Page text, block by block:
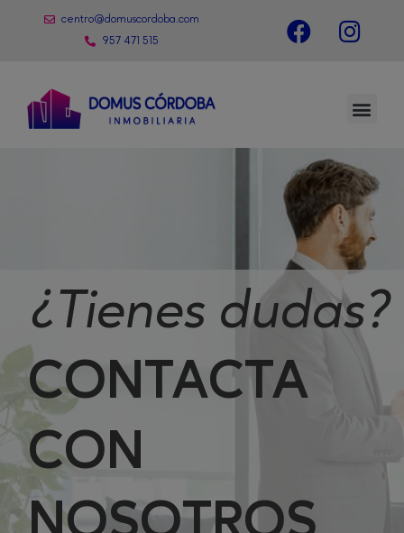
centro@domuscordoba.com
957 471 515
¿Tienes dudas?
CONTACTA
CON